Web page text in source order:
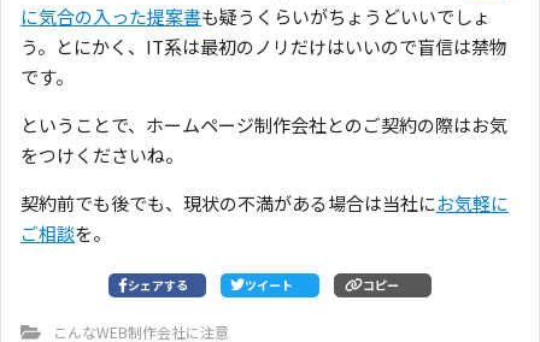
に気合の入った提案書も疑うくらいがちょうどいいでしょ
う。とにかく、IT系は最初のノリだけはいいので盲信は禁物
です。
ということで、ホームページ制作会社とのご契約の際はお気
をつけくださいね。
契約前でも後でも、現状の不満がある場合は当社にお気軽に
ご相談を。
シェアする ツイート コピー
こんなWEB制作会社に注意